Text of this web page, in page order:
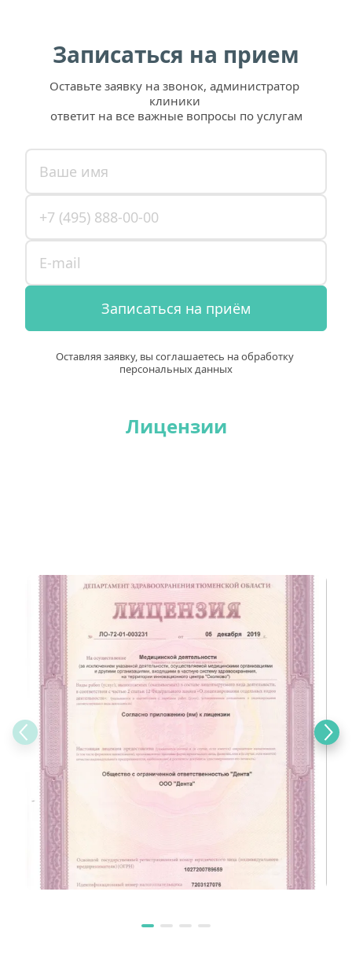
Записаться на прием
Оставьте заявку на звонок, администратор
клиники
ответит на все важные вопросы по услугам
Записаться на приём
Оставляя заявку, вы соглашаетесь на обработку
персональных данных
Лицензии